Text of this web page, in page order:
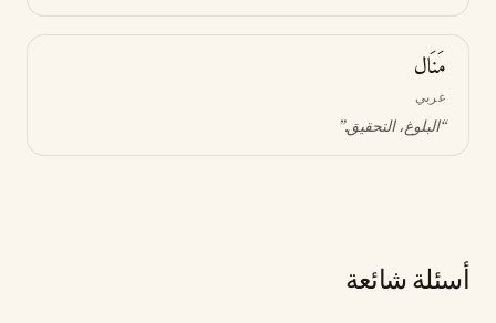
مَنَال
عربي
“البلوغ، التحقيق.”
أسئلة شائعة